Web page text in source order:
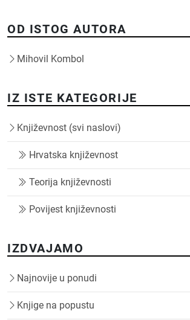
OD ISTOG AUTORA
Mihovil Kombol
IZ ISTE KATEGORIJE
Književnost (svi naslovi)
Hrvatska književnost
Teorija književnosti
Povijest književnosti
IZDVAJAMO
Najnovije u ponudi
Knjige na popustu